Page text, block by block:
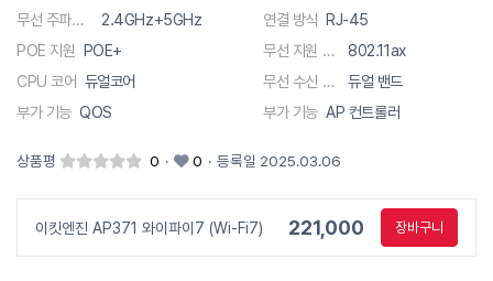
무선 주파수 대역폭
2.4GHz+5GHz 연결 방식 RJ-45
POE 지원 POE+ 무선 지원 규격
802.11ax
CPU 코어 듀얼코어 무선 수신 채널
듀얼 밴드
부가 기능 QOS 부가 기능 AP 컨트롤러
상품평 0 · 0 · 등록일 2025.03.06
이킷엔진 AP371 와이파이7 (Wi-Fi7) 221,000 장바구니